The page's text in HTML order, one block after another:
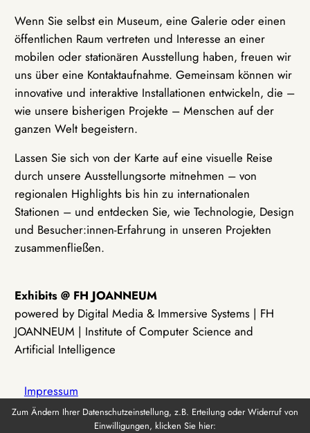
Wenn Sie selbst ein Museum, eine Galerie oder einen
öffentlichen Raum vertreten und Interesse an einer
mobilen oder stationären Ausstellung haben, freuen wir
uns über eine Kontaktaufnahme. Gemeinsam können wir
innovative und interaktive Installationen entwickeln, die –
wie unsere bisherigen Projekte – Menschen auf der
ganzen Welt begeistern.
Lassen Sie sich von der Karte auf eine visuelle Reise
durch unsere Ausstellungsorte mitnehmen – von
regionalen Highlights bis hin zu internationalen
Stationen – und entdecken Sie, wie Technologie, Design
und Besucher:innen-Erfahrung in unseren Projekten
zusammenfließen.
Exhibits @ FH JOANNEUM
powered by Digital Media & Immersive Systems | FH
JOANNEUM | Institute of Computer Science and
Artificial Intelligence
Impressum
Zum Ändern Ihrer Datenschutzeinstellung, z.B. Erteilung oder Widerruf von
Einwilligungen, klicken Sie hier: